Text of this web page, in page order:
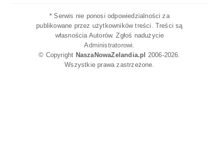
* Serwis nie ponosi odpowiedzialności za
publikowane przez użytkowników treści. Treści są
własnościa Autorów. Zgłoś nadużycie
Administratorowi.
© Copyright NaszaNowaZelandia.pl 2006-2026.
Wszystkie prawa zastrzeżone.